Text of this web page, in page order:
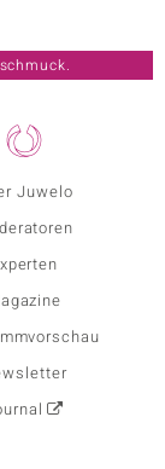
Juwelo